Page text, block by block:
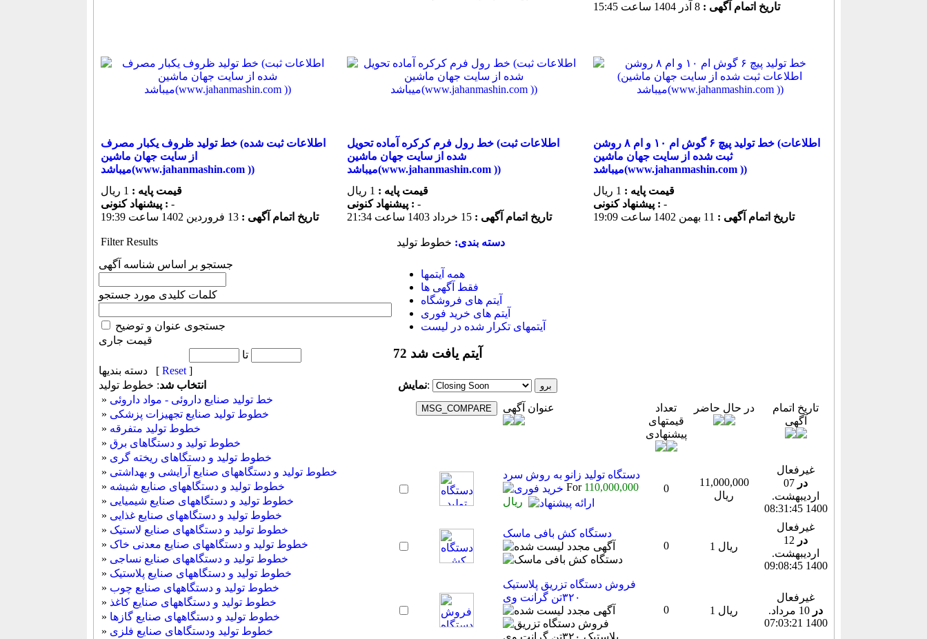
تاریخ اتمام آگهی : 8 آذر 1404 ساعت 15:45
خط تولید ظروف یکبار مصرف (اطلاعات ثبت شده
از سایت جهان ماشین
میباشد(www.jahanmashin.com ))
قیمت پایه :
پیشنهاد كنونی : -
تاریخ اتمام آگهی : 13 فروردين 1402 ساعت 19:39
خط رول فرم کرکره آماده تحویل (اطلاعات ثبت
شده از سایت جهان ماشین
میباشد(www.jahanmashin.com ))
قیمت پایه :
پیشنهاد كنونی : -
تاریخ اتمام آگهی : 15 خرداد 1403 ساعت 21:34
خط تولید پیچ ۶ گوش ام ۱۰ و ام ۸ روشن (اطلاعات
ثبت شده از سایت جهان ماشین
میباشد(www.jahanmashin.com ))
قیمت پایه :
پیشنهاد كنونی : -
تاریخ اتمام آگهی :
Filter Results
جستجو بر اساس شناسه آگهی
کلمات کلیدی مورد جستجو
جستجوی عنوان و توضیح
قیمت جاری
تا
دسته بندیها [ Reset]
انتخاب شد: خطوط تولید
» خط تولید صنایع داروئی - مواد داروئی
» خطوط تولید صنایع تجهیزات پزشکی
» خطوط تولید متفرقه
» خطوط تولید و دستگاهای برق
» خطوط تولید و دستگاهای ریخته گری
» خطوط تولید و دستگاههای صنایع آرایشی و بهداشتی
» خطوط تولید و دستگاههای صنایع شیشه
» خطوط تولید و دستگاههای صنایع شیمیایی
» خطوط تولید و دستگاههای صنایع غذایی
» خطوط تولید و دستگاههای صنایع لاستیک
» خطوط تولید و دستگاههای صنایع معدنی خاک
» خطوط تولید و دستگاههای صنایع نساجی
» خطوط تولید و دستگاههای صنایع پلاستیک
» خطوط تولید و دستگاههای صنایع چوب
» خطوط تولید و دستگاههای صنایع کاغذ
» خطوط تولید و دستگاههای صنایع گازها
» خطوط تولید ودستگاهای صنایع فلزی
دسته بندی: خطوط تولید
همه آیتمها
فقط آگهی ها
آیتم های فروشگاه
آیتم های خرید فوری
آیتمهای تکرار شده در لیست
72 آیتم یافت شد
نمایش:
عنوان آگهی
تعداد
قیمتهای
پیشنهادی
در حال حاضر
تاریخ اتمام
آگهی
دستگاه تولید زانو به روش سرد
For 110,000,000
ریال
0
11,000,000
ریال
غیرفعال
در 07
ارديبهشت.
1400 08:31:45
دستگاه کش بافی ماسک
0
1 ریال
غیرفعال
در 12
ارديبهشت.
1400 09:08:45
فروش دستگاه تزریق پلاستیک
۳۲۰تن گرانت وی
0
1 ریال
غیرفعال
در
10 مرداد.
1400 07:03:21